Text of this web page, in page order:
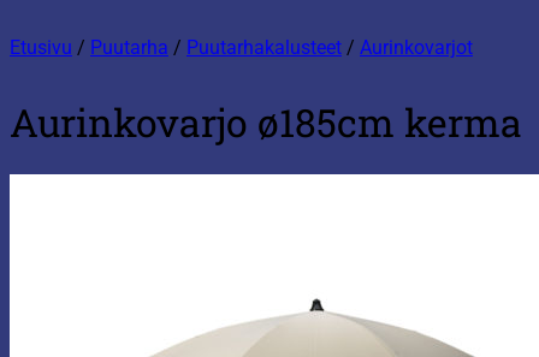
Etusivu / Puutarha / Puutarhakalusteet / Aurinkovarjot
Aurinkovarjo ø185cm kerma